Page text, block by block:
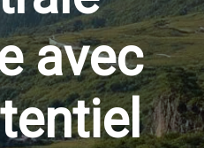
avec